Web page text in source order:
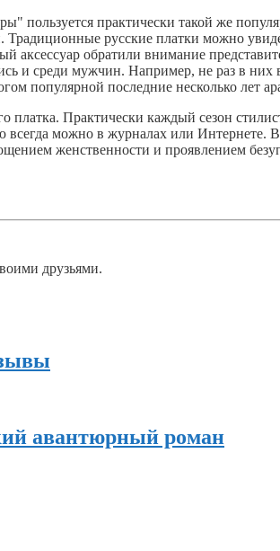
пользуется практически такой же
русские платки можно
аксессуар обратили внимание
и среди мужчин. Например, не раз в них
популярной последние несколько лет
платка. Практически каждый сезон
можно в журналах или Интернете.
женственности и проявлением
друзьями.
авантюрный роман